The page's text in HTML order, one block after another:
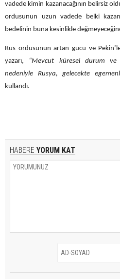
vadede kimin kazanacağının belirsiz
ordusunun uzun vadede belki
bedelinin buna kesinlikle
Rus ordusunun artan gücü ve
yazarı,
“Mevcut küresel durum ve
nedeniyle Rusya, gelecekte
kullandı.
HABERE YORUM KAT